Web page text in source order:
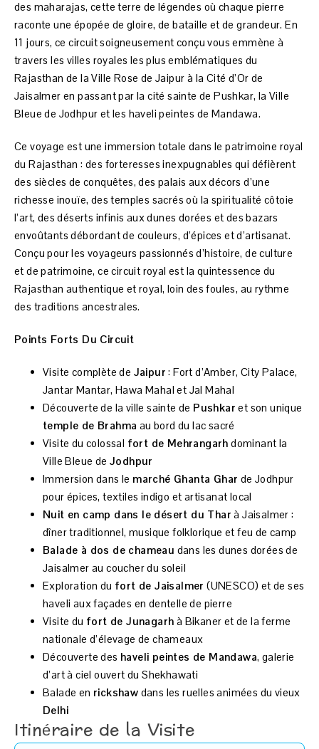
des maharajas, cette terre de légendes où chaque pierre
raconte une épopée de gloire, de bataille et de grandeur. En
11 jours, ce circuit soigneusement conçu vous emmène à
travers les villes royales les plus emblématiques du
Rajasthan de la Ville Rose de Jaipur à la Cité d’Or de
Jaisalmer en passant par la cité sainte de Pushkar, la Ville
Bleue de Jodhpur et les haveli peintes de Mandawa.
Ce voyage est une immersion totale dans le patrimoine royal
du Rajasthan : des forteresses inexpugnables qui défièrent
des siècles de conquêtes, des palais aux décors d’une
richesse inouïe, des temples sacrés où la spiritualité côtoie
l’art, des déserts infinis aux dunes dorées et des bazars
envoûtants débordant de couleurs, d’épices et d’artisanat.
Conçu pour les voyageurs passionnés d’histoire, de culture
et de patrimoine, ce circuit royal est la quintessence du
Rajasthan authentique et royal, loin des foules, au rythme
des traditions ancestrales.
Points Forts Du Circuit
Visite complète de Jaipur : Fort d’Amber, City Palace,
Jantar Mantar, Hawa Mahal et Jal Mahal
Découverte de la ville sainte de Pushkar et son unique
temple de Brahma au bord du lac sacré
Visite du colossal fort de Mehrangarh dominant la
Ville Bleue deJodhpur
Immersion dans le marché Ghanta Ghar de Jodhpur
pour épices, textiles indigo et artisanat local
Nuit en camp dans le désert du Thar à Jaisalmer :
dîner traditionnel, musique folklorique et feu de camp
Balade à dos de chameau dans les dunes dorées de
Jaisalmer au coucher du soleil
Exploration du fort de Jaisalmer (UNESCO) et de ses
haveli aux façades en dentelle de pierre
Visite du fort de Junagarh à Bikaner et de la ferme
nationale d’élevage de chameaux
Découverte des haveli peintes de Mandawa, galerie
d’art à ciel ouvert du Shekhawati
Balade en rickshaw dans les ruelles animées du vieux
Delhi
Itinéraire de la Visite